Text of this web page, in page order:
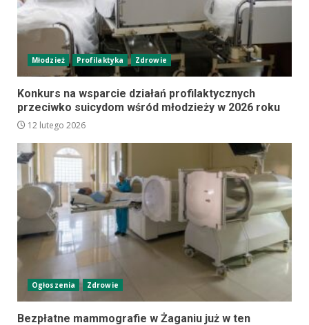
Młodzież Profilaktyka Zdrowie
Konkurs na wsparcie działań profilaktycznych
przeciwko suicydom wśród młodzieży w 2026 roku
12 lutego 2026
Ogłoszenia Zdrowie
Bezpłatne mammografie w Żaganiu już w ten